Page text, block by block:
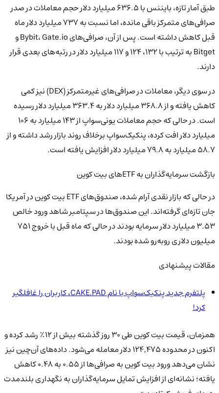
طبق آمار تازه، بایننس با ۶۳۶.۵ میلیارد دلار حجم معاملات در صدر
صرافی‌های متمرکز باقی مانده، اما نسبت به ۷۳۷ میلیارد دلار ماه
قبل کاهش داشته است. پس از آن، صرافی‌های Bybit، Gate.io و
Bitget به ترتیب با ۱۳۲، ۱۲۴ و ۱۱۷ میلیارد دلار در رتبه‌های بعدی قرار
دارند.
در سوی دیگر، معاملات در صرافی‌های غیرمتمرکز (DEX) نیز کمی
کاهش یافته و از ۳۶۸.۸ میلیارد دلار به ۳۶۳.۴ میلیارد دلار رسیده
است. در حالی که حجم معاملات یونی‌سواپ از ۱۴۳ میلیارد به ۱۰۶
میلیارد دلار افت کرده، پنکیک‌سواپ برخلاف روند بازار رشد داشته و از
۵۸.۷ میلیارد به ۷۹.۸ میلیارد دلار افزایش یافته است.
بازگشت سرمایه‌گذاران به ETFهای بیت کوین
در حالی که بازار نقدی آرام شده، صندوق‌های ETF بیت کوین در آمریکا
جان تازه‌ای گرفته‌اند. این صندوق‌ها در سپتامبر شاهد ورود خالص
۳.۵۳ میلیارد دلار سرمایه بودند در حالی که ماه قبل با خروج ۷۵۱
میلیون دلاری روبه‌رو شده بودند.
مقالات پیشنهادی
پلتفرم جدید پنکیک‌سواپ با نام CAKE.PAD، کاربران را غافلگیر
کرد!
همزمان، قیمت بیت کوین طی ۳۰ روز گذشته بیش از ۱۲٪ رشد کرده و
اکنون در محدوده ۱۲۴٬۴۷۵ دلار معامله می‌شود. داده‌های آن‌چین نیز
نشان می‌دهد ورود بیت کوین به صرافی‌ها از ۰.۵۵ به ۰.۴۸ کاهش
یافته؛ نشانه‌ای از افزایش تمایل سرمایه‌گذاران به نگهداری بلندمدت